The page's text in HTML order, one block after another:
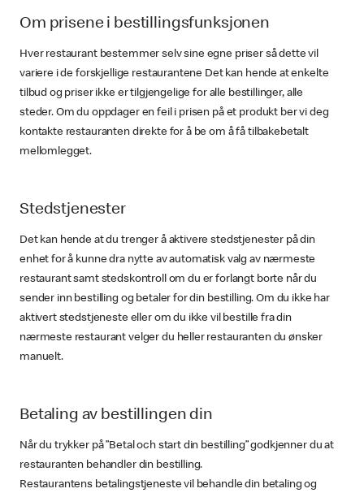
Om prisene i bestillingsfunksjonen
Hver restaurant bestemmer selv sine egne priser så dette vil
variere i de forskjellige restaurantene Det kan hende at enkelte
tilbud og priser ikke er tilgjengelige for alle bestillinger, alle
steder. Om du oppdager en feil i prisen på et produkt ber vi deg
kontakte restauranten direkte for å be om å få tilbakebetalt
mellomlegget.
Stedstjenester
Det kan hende at du trenger å aktivere stedstjenester på din
enhet for å kunne dra nytte av automatisk valg av nærmeste
restaurant samt stedskontroll om du er forlangt borte når du
sender inn bestilling og betaler for din bestilling. Om du ikke har
aktivert stedstjeneste eller om du ikke vil bestille fra din
nærmeste restaurant velger du heller restauranten du ønsker
manuelt.
Betaling av bestillingen din
Når du trykker på ”Betal och start din bestilling” godkjenner du at
restauranten behandler din bestilling.
Restaurantens betalingstjeneste vil behandle din betaling og